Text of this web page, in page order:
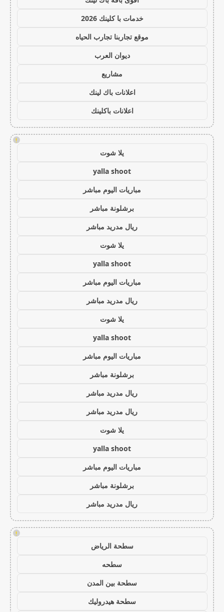
خدمات با كلينك 2026
موقع تجاربنا تجارب الحياه
ديوان العرب
مشاريع
اعلانات باك لينك
اعلانات باكلينك
!
يلا شوت
yalla shoot
مباريات اليوم مباشر
برشلونة مباشر
ريال مدريد مباشر
يلا شوت
yalla shoot
مباريات اليوم مباشر
ريال مدريد مباشر
يلا شوت
yalla shoot
مباريات اليوم مباشر
برشلونة مباشر
ريال مدريد مباشر
ريال مدريد مباشر
يلا شوت
yalla shoot
مباريات اليوم مباشر
برشلونة مباشر
ريال مدريد مباشر
!
سطحة الرياض
سطحه
سطحة بين المدن
سطحة هيدروليك